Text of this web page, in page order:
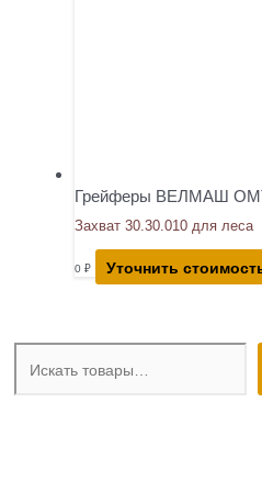
Поиск
Грейферы ВЕЛМАШ
Захват 30.30.010 для леса
0 ₽ Уточнить